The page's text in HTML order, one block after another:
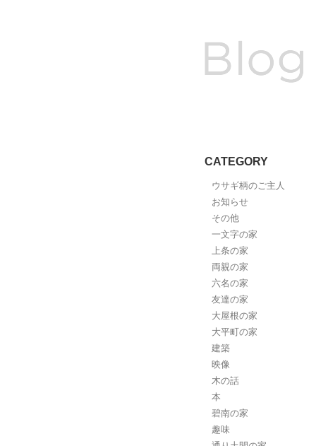
CATEGORY
ウサギ柄のご主人
お知らせ
その他
一文字の家
上条の家
両親の家
六名の家
友達の家
大屋根の家
大平町の家
建築
映像
木の話
本
碧南の家
趣味